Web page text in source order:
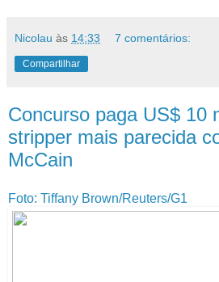
Nicolau às 14:33 7 comentários:
Compartilhar
Concurso paga US$ 10
stripper mais parecida
McCain
Foto: Tiffany Brown/Reuters/G1